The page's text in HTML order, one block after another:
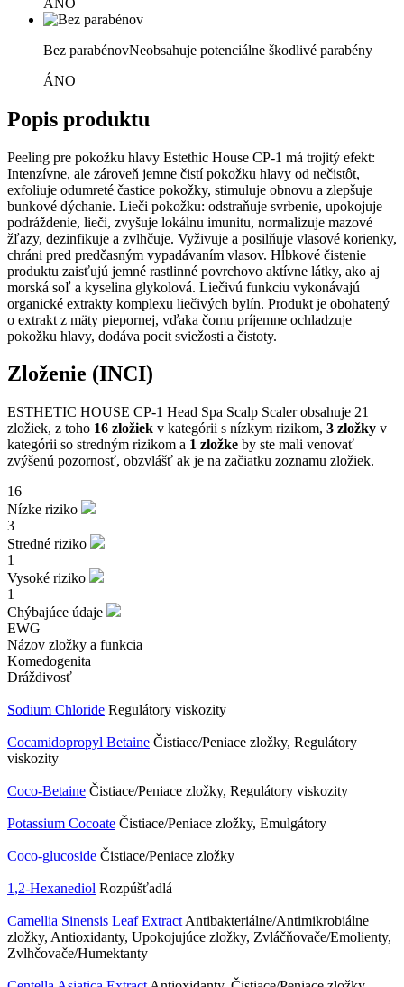
Bez parabénovNeobsahuje potenciálne škodlivé parabény
ÁNO
Popis produktu
Peeling pre pokožku hlavy Estethic House CP-1 má trojitý efekt:
Intenzívne, ale zároveň jemne čistí pokožku hlavy od nečistôt,
exfoliuje odumreté častice pokožky, stimuluje obnovu a zlepšuje
bunkové dýchanie. Lieči pokožku: odstraňuje svrbenie, upokojuje
podráždenie, lieči, zvyšuje lokálnu imunitu, normalizuje mazové
žľazy, dezinfikuje a zvlhčuje. Vyživuje a posilňuje vlasové korienky,
chráni pred predčasným vypadávaním vlasov. Hĺbkové čistenie
produktu zaisťujú jemné rastlinné povrchovo aktívne látky, ako aj
morská soľ a kyselina glykolová. Liečivú funkciu vykonávajú
organické extrakty komplexu liečivých bylín. Produkt je obohatený
o extrakt z mäty piepornej, vďaka čomu príjemne ochladzuje
pokožku hlavy, dodáva pocit sviežosti a čistoty.
Zloženie (INCI)
ESTHETIC HOUSE CP-1 Head Spa Scalp Scaler obsahuje 21
zložiek, z toho 16 zložiek v kategórii s nízkym rizikom, 3 zložky v
kategórii so stredným rizikom a 1 zložke by ste mali venovať
zvýšenú pozornosť, obzvlášť ak je na začiatku zoznamu zložiek.
16
Nízke riziko
3
Stredné riziko
1
Vysoké riziko
1
Chýbajúce údaje
EWG
Názov zložky a funkcia
Komedogenita
Dráždivosť
Sodium Chloride Regulátory viskozity
Cocamidopropyl Betaine Čistiace/Peniace zložky, Regulátory
viskozity
Coco-Betaine Čistiace/Peniace zložky, Regulátory viskozity
Potassium Cocoate Čistiace/Peniace zložky, Emulgátory
Coco-glucoside Čistiace/Peniace zložky
1,2-Hexanediol Rozpúšťadlá
Camellia Sinensis Leaf Extract Antibakteriálne/Antimikrobiálne
zložky, Antioxidanty, Upokojujúce zložky, Zvláčňovače/Emolienty,
Zvlhčovače/Humektanty